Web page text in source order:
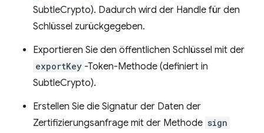
SubtleCrypto). Dadurch wird der Handle für den
Schlüssel zurückgegeben.
Exportieren Sie den öffentlichen Schlüssel mit der
exportKey -Token-Methode (definiert in
SubtleCrypto).
Erstellen Sie die Signatur der Daten der
Zertifizierungsanfrage mit der Methode sign